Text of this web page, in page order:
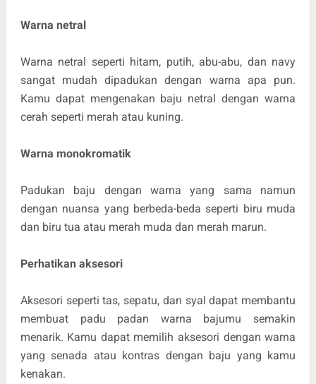
Warna netral
Warna netral seperti hitam, putih, abu-abu, dan navy
sangat mudah dipadukan dengan warna apa pun.
Kamu dapat mengenakan baju netral dengan warna
cerah seperti merah atau kuning.
Warna monokromatik
Padukan baju dengan warna yang sama namun
dengan nuansa yang berbeda-beda seperti biru muda
dan biru tua atau merah muda dan merah marun.
Perhatikan aksesori
Aksesori seperti tas, sepatu, dan syal dapat membantu
membuat padu padan warna bajumu semakin
menarik. Kamu dapat memilih aksesori dengan warna
yang senada atau kontras dengan baju yang kamu
kenakan.